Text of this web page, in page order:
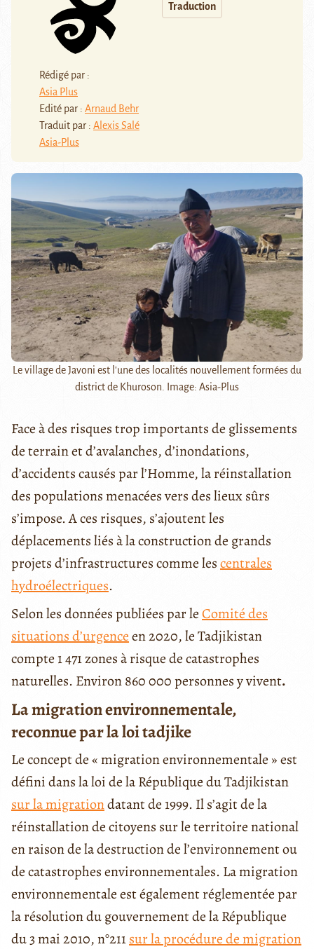
Rédigé par :
Asia Plus
Edité par : Arnaud Behr
Traduit par : Alexis Salé
Asia-Plus
Traduction
Le village de Javoni est l'une des localités nouvellement formées du
district de Khuroson. Image: Asia-Plus
Face à des risques trop importants de glissements
de terrain et d’avalanches, d’inondations,
d’accidents causés par l’Homme, la réinstallation
des populations menacées vers des lieux sûrs
s’impose. A ces risques, s’ajoutent les
déplacements liés à la construction de grands
projets d’infrastructures comme lescentrales
hydroélectriques.
Selon les données publiées par leComité des
situations d’urgenceen 2020, le Tadjikistan
compte 1 471 zones à risque de catastrophes
naturelles. Environ 860 000 personnes y vivent.
La migration environnementale,
reconnue par la loi tadjike
Le concept de « migration environnementale » est
défini dans la loi de la République du Tadjikistan
sur la migrationdatant de 1999. Il s’agit de la
réinstallation de citoyens sur le territoire national
en raison de la destruction de l’environnement ou
de catastrophes environnementales. La migration
environnementale est également réglementée par
la résolution du gouvernement de la République
du 3 mai 2010, n°211sur la procédure de migration